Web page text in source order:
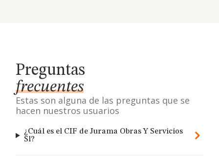
Preguntas
frecuentes
Estas son alguna de las preguntas que se
hacen nuestros usuarios
¿Cuál es el CIF de Jurama Obras Y Servicios
Sl?